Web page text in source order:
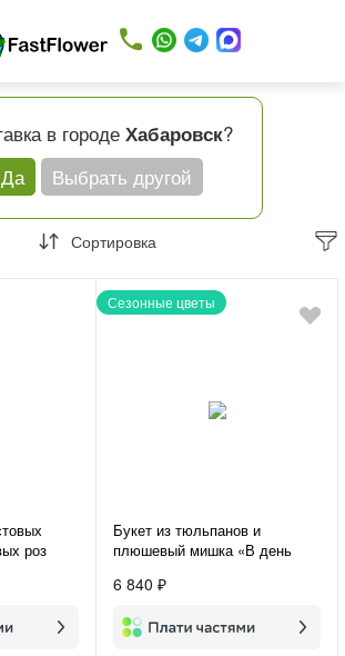
в городе Хабаровск?
Да
Выбрать другой
Просто так
Сортировка
роз
Сезонные цветы
Букет из тюльпанов и
плюшевый мишка «В день
6 840 ₽